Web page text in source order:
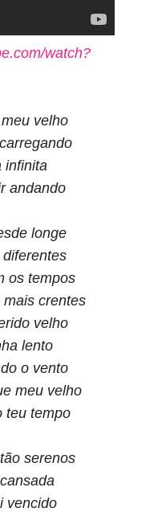
watch?
velho
infinita
andando
longe
os tempos
crentes
velho
lento
o vento
meu velho
teu tempo
serenos
vencido